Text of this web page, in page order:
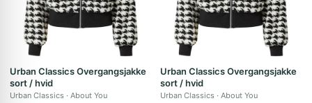
Urban Classics Overgangsjakke
sort / hvid
Urban Classics About You
Urban Classics Overgangsjakke
sort / hvid
Urban Classics About You